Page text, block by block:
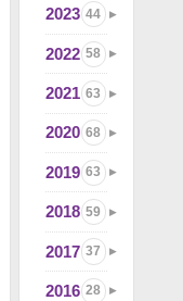
2023 44
2022 58
2021 63
2020 68
2019 63
2018 59
2017 37
2016 28